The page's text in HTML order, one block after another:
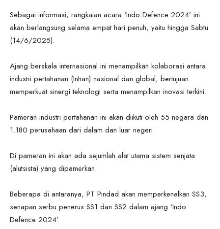
Sebagai informasi, rangkaian acara ‘Indo Defence 2024’ ini
akan berlangsung selama empat hari penuh, yaitu hingga Sabtu
(14/6/2025).
Ajang berskala internasional ini menampilkan kolaborasi antara
industri pertahanan (Inhan) nasional dan global, bertujuan
memperkuat sinergi teknologi serta menampilkan inovasi terkini.
Pameran industri pertahanan ini akan diikuti oleh 55 negara dan
1.180 perusahaan dari dalam dan luar negeri.
Di pameran ini akan ada sejumlah alat utama sistem senjata
(alutsista) yang dipamerkan.
Beberapa di antaranya, PT Pindad akan memperkenalkan SS3,
senapan serbu penerus SS1 dan SS2 dalam ajang ‘Indo
Defence 2024’.